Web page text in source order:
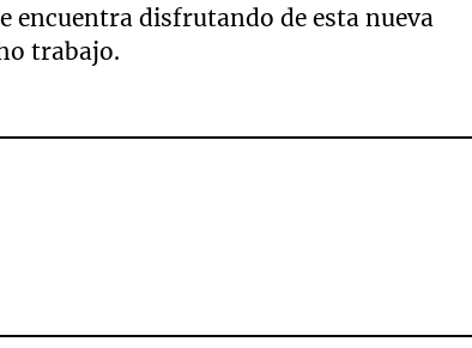
encuentra disfrutando de esta nueva
trabajo.